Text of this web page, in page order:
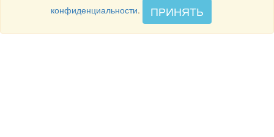
конфиденциальности. ПРИНЯТЬ